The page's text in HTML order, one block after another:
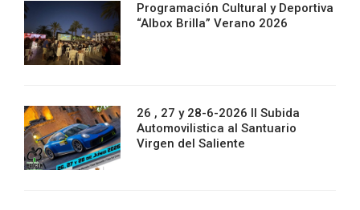
Programación Cultural y Deportiva
“Albox Brilla” Verano 2026
26 , 27 y 28-6-2026 II Subida
Automovilistica al Santuario
Virgen del Saliente